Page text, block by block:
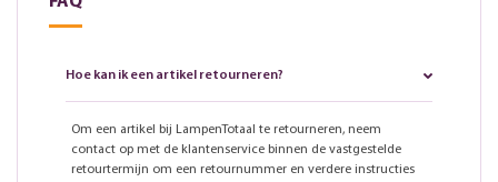
Hoe kan ik een artikel retourneren?
Om een artikel bij LampenTotaal te retourneren, neem
contact op met de klantenservice binnen de vastgestelde
retourtermijn om een retournummer en verdere instructies